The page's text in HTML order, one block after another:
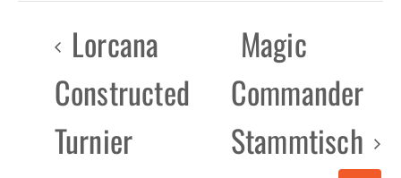
Lorcana
Constructed
Turnier
Magic
Commander
Stammtisch